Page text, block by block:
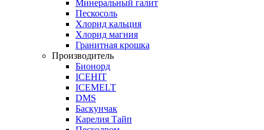
Минеральный галит
Пескосоль
Хлорид кальция
Хлорид магния
Гранитная крошка
Производитель
Бионорд
ICEHIT
ICEMELT
DMS
Баскунчак
Карелия Тайп